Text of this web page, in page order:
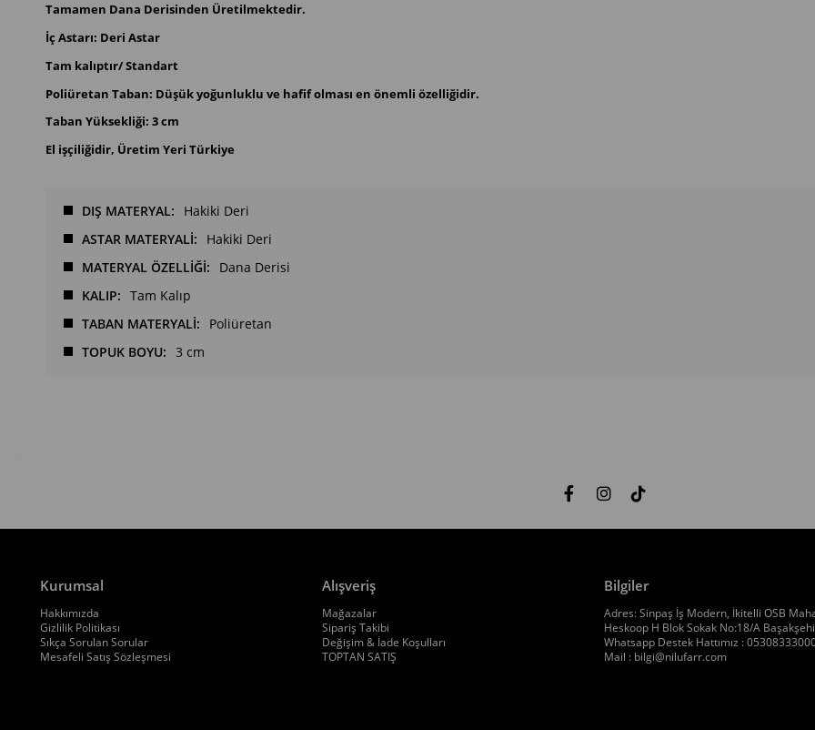
Tamamen Dana Derisinden Üretilmektedir.
İç Astarı: Deri Astar
Tam kalıptır/ Standart
Poliüretan Taban: Düşük yoğunluklu ve hafif olması en önemli özelliğidir.
Taban Yüksekliği: 3 cm
El işçiliğidir, Üretim Yeri Türkiye
DIŞ MATERYAL
Hakiki Deri
ASTAR MATERYALİ
Hakiki Deri
MATERYAL ÖZELLİĞİ
Dana Derisi
KALIP
Tam Kalıp
TABAN MATERYALİ
Poliüretan
TOPUK BOYU
3 cm
Kurumsal
Hakkımızda
Gizlilik Politikası
Sıkça Sorulan Sorular
Mesafeli Satış Sözleşmesi
Alışveriş
Mağazalar
Sipariş Takibi
Değişim & İade Koşulları
TOPTAN SATIŞ
Bilgiler
Adres: Sinpaş İş Modern, İkitelli OSB
Heskoop H Blok Sokak No:18/A
Whatsapp Destek Hattımız :
Mail : bilgi@nilufarr.com